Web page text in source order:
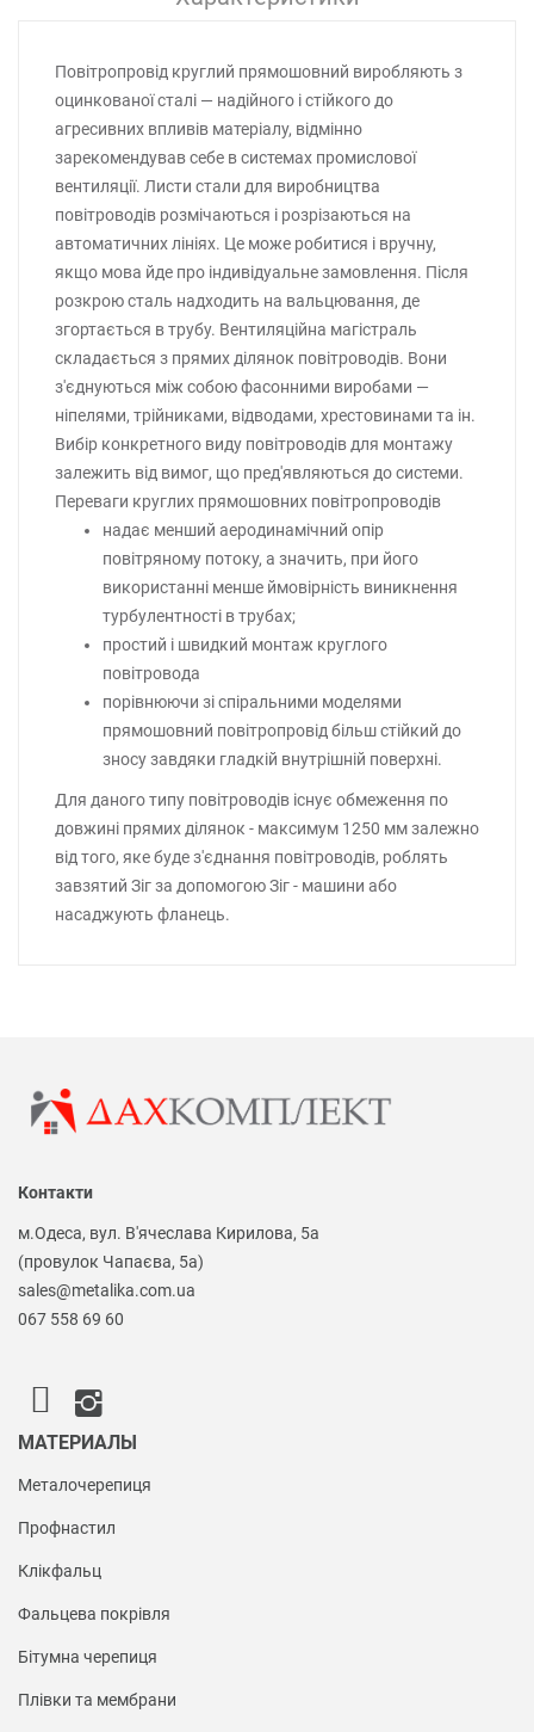
Повітропровід круглий прямошовний виробляють з
оцинкованої сталі — надійного і стійкого до
агресивних впливів матеріалу, відмінно
зарекомендував себе в системах промислової
вентиляції. Листи стали для виробництва
повітроводів розмічаються і розрізаються на
автоматичних лініях. Це може робитися і вручну,
якщо мова йде про індивідуальне замовлення. Після
розкрою сталь надходить на вальцювання, де
згортається в трубу. Вентиляційна магістраль
складається з прямих ділянок повітроводів. Вони
з'єднуються між собою фасонними виробами —
ніпелями, трійниками, відводами, хрестовинами та ін.
Вибір конкретного виду повітроводів для монтажу
залежить від вимог, що пред'являються до системи.
Переваги круглих прямошовних повітропроводів
надає менший аеродинамічний опір
повітряному потоку, а значить, при його
використанні менше ймовірність виникнення
турбулентності в трубах;
простий і швидкий монтаж круглого
повітровода
порівнюючи зі спіральними моделями
прямошовний повітропровід більш стійкий до
зносу завдяки гладкій внутрішній поверхні.
Для даного типу повітроводів існує обмеження по
довжині прямих ділянок - максимум 1250 мм залежно
від того, яке буде з'єднання повітроводів, роблять
завзятий Зіг за допомогою Зіг - машини або
насаджують фланець.
Контакти
м.Одеса, вул. В'ячеслава Кирилова, 5а
(провулок Чапаєва, 5а)
sales@metalika.com.ua
067 558 69 60
МАТЕРИАЛЫ
Металочерепиця
Профнастил
Клікфальц
Фальцева покрівля
Бітумна черепиця
Плівки та мембрани